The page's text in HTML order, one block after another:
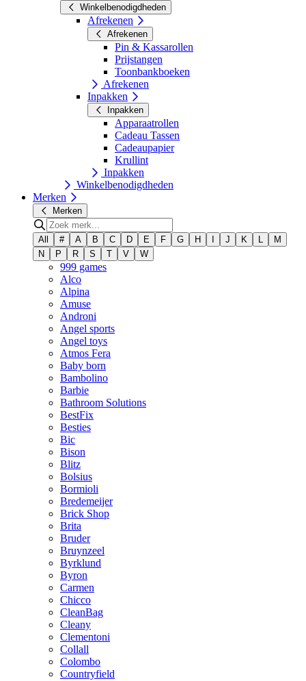
Winkelbenodigdheden
Afrekenen
Afrekenen
Pin & Kassarollen
Prijstangen
Toonbankboeken
Afrekenen
Inpakken
Inpakken
Apparaatrollen
Cadeau Tassen
Cadeaupapier
Krullint
Inpakken
Winkelbenodigdheden
Merken
Merken
All # A B C D E F G H J K L
M
N
P R S T V W
999 games
Alco
Alpina
Amuse
Androni
Angel sports
Angel toys
Atmos Fera
Baby born
Bambolino
Barbie
Bathroom Solutions
BestFix
Besties
Bic
Bison
Blitz
Bolsius
Bormioli
Bredemeijer
Brick Shop
Brita
Bruder
Bruynzeel
Byrklund
Byron
Carmen
Chicco
CleanBag
Cleany
Clementoni
Collall
Colombo
Countryfield